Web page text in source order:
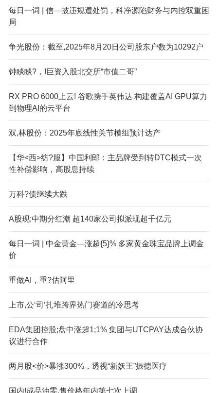
每日一词 | 信—披违规遭处罚，科净源陷财务与内控双重困
局
争光股份：截至,2025年8月20日公司股东户数为10292户
钟睒睒?，!巨资入股北交所“市值二哥”
RX PRO 6000上云! 谷歌携手英伟达 构建覆盖AI GPU算力
到物理AI的云平台
双,林股份：2025年底线性关节模组预计达产
【华<西>纺?服】中国利郎：主品牌受到转DTC模式一次
性补偿影响，高股息持续
万科?债继续大跌
A股现;中期分红潮 超140家公司拟派现超千亿元
每日一词 | 中金黄金—涨超{5}% 多家黄金珠宝品牌上调金
价
重做AI，重?估阿里
上市,公‘司’扎堆跨界热门赛道的冷思考
EDA集团控股;盘中涨超1;1% 集团与UTCPAY达成合伙协
议进行合作
两月股<价>暴涨300%，透视“新妖王”振德医疗
国内!成品油零,售价格年内第七次上调